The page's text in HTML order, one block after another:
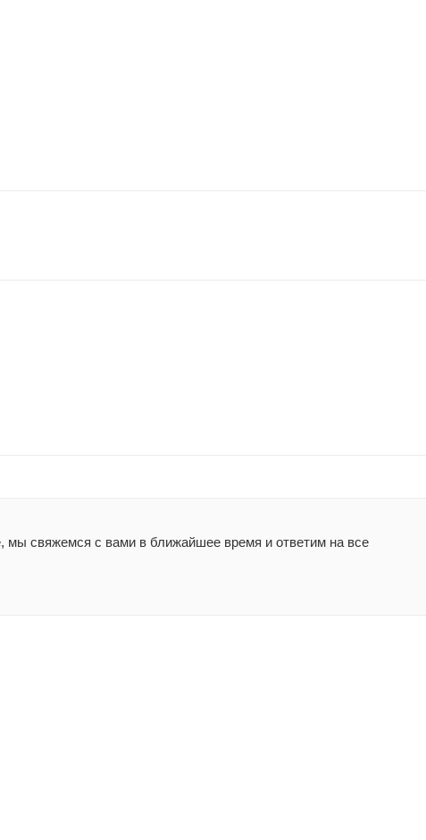
мы свяжемся с вами в ближайшее время и ответим на все